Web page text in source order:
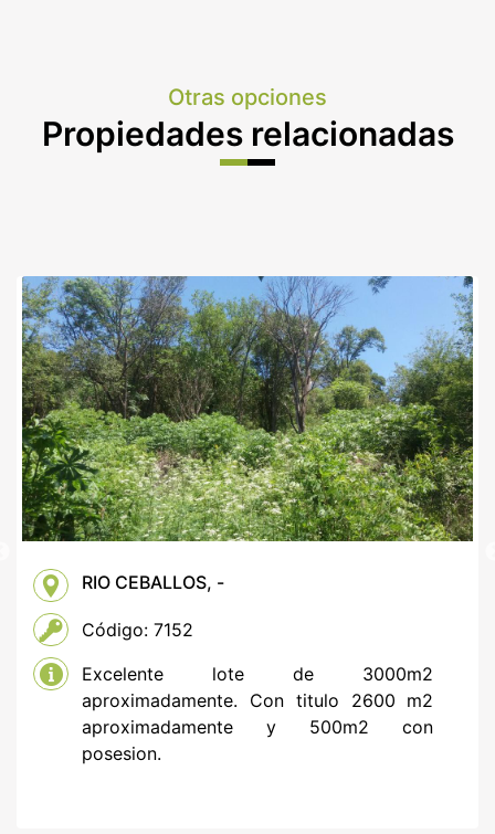
Otras opciones
Propiedades relacionadas
RIO CEBALLOS, -
Código: 7152
Excelente lote de 3000m2
aproximadamente. Con titulo 2600 m2
aproximadamente y 500m2 con
posesion.